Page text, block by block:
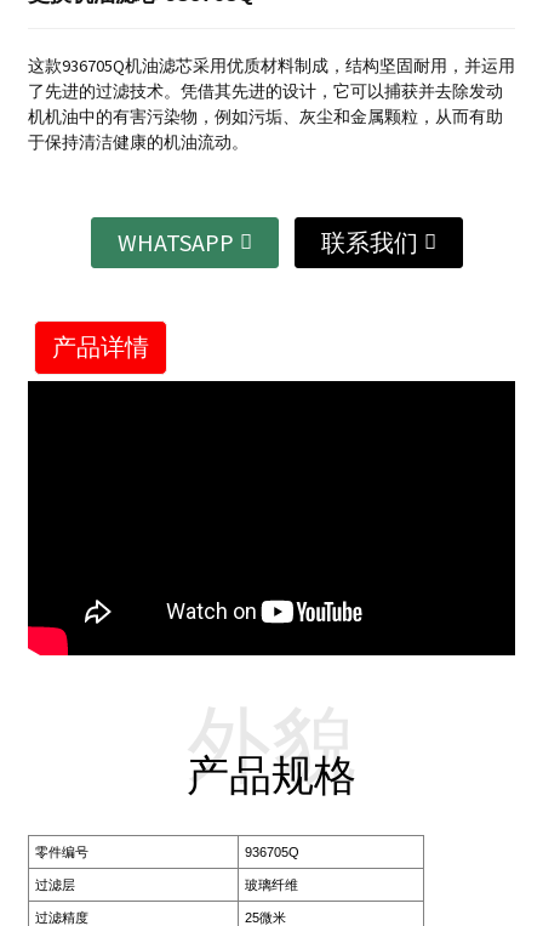
这款936705Q机油滤芯采用优质材料制成，结构坚固耐用，并运用
了先进的过滤技术。凭借其先进的设计，它可以捕获并去除发动
机机油中的有害污染物，例如污垢、灰尘和金属颗粒，从而有助
于保持清洁健康的机油流动。
WHATSAPP 联系我们
产品详情
产品规格
外貌
零件编号 936705Q
过滤层 玻璃纤维
过滤精度 25微米